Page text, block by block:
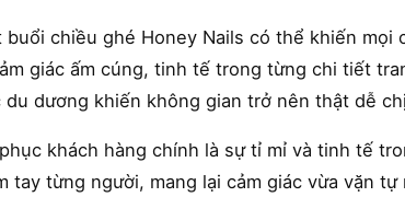
chiều ghé Honey Nails có thể khiến mọi
giác ấm cúng, tinh tế trong từng chi tiết
dương khiến không gian trở nên thật dễ
khách hàng chính là sự tỉ mỉ và tinh tế
tay từng người, mang lại cảm giác vừa vặn